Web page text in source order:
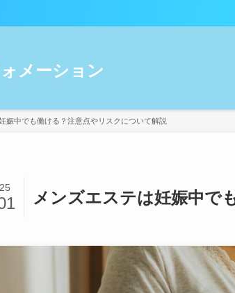
メンズエ
メーション
娠中でも働ける？注意点やリスクについて解説
メンズエステは妊娠中で